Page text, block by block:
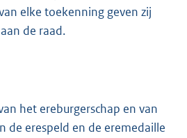
elke toekenning geven zij
de raad.
het ereburgerschap en van
de erespeld en de eremedaille